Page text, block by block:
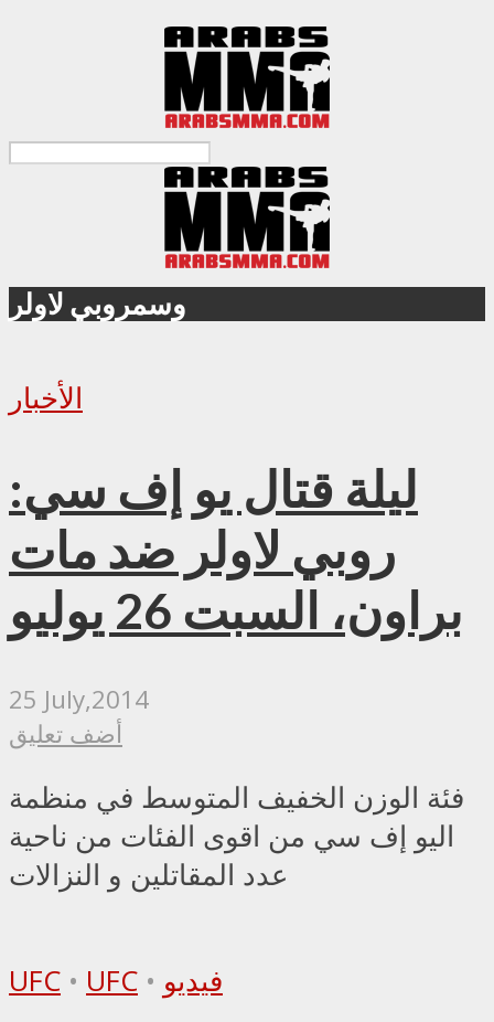
وسمروبي لاولر
الأخبار
ليلة قتال يو إف سي:
روبي لاولر ضد مات
براون، السبت 26 يوليو
25 July,2014
أضف تعليق
فئة الوزن الخفيف المتوسط في منظمة
اليو إف سي من اقوى الفئات من ناحية
عدد المقاتلين و النزالات
UFC • UFC • فيديو